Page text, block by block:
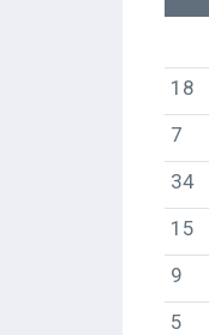
18
7
34
15
9
5